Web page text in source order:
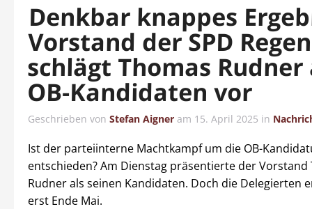
Denkbar knappes
Vorstand der SPD
schlägt Thomas Rudner
OB-Kandidaten vor
Geschrieben von Stefan Aigner am 15. April 2025 in
Ist der parteiinterne Machtkampf um die OB-
entschieden? Am Dienstag präsentierte der Vorstand
Rudner als seinen Kandidaten. Doch die Delegierten
erst Ende Mai.